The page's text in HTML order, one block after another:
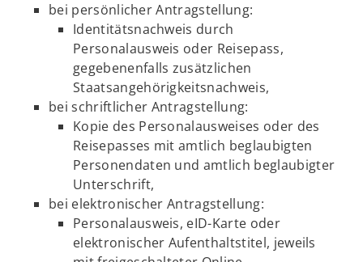
bei persönlicher Antragstellung:
Identitätsnachweis durch
Personalausweis oder Reisepass,
gegebenenfalls zusätzlichen
Staatsangehörigkeitsnachweis,
bei schriftlicher Antragstellung:
Kopie des Personalausweises oder des
Reisepasses mit amtlich beglaubigten
Personendaten und amtlich beglaubigter
Unterschrift,
bei elektronischer Antragstellung:
Personalausweis, eID-Karte oder
elektronischer Aufenthaltstitel, jeweils